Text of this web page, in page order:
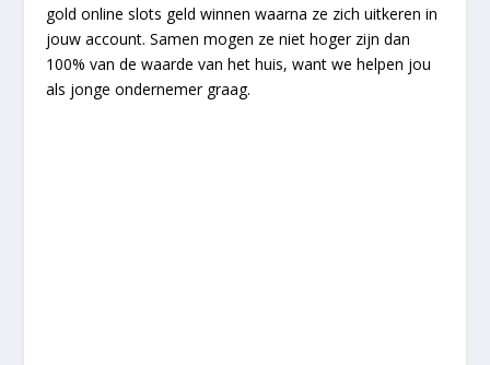
gold online slots geld winnen waarna ze zich uitkeren in
jouw account. Samen mogen ze niet hoger zijn dan
100% van de waarde van het huis, want we helpen jou
als jonge ondernemer graag.